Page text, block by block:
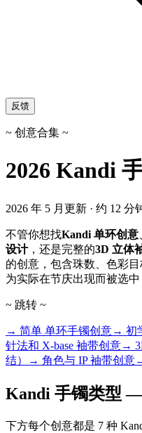
反馈
~ 创意合集 ~
2026 Kandi
2026 年 5 月更新 · 约 12 分
不管你想找Kandi 单环创意
设计，还是完整的3D 立体
的创意，包含珠数、色彩
为实际在节庆出现而被选中
~ 跳转 ~
→ 简单 单环手镯创意→ 初
针法和 X-base 袖带创意→
结）
→ 角色与 IP 袖带创意
Kandi 手镯类型
下方每个创意都是 7 种